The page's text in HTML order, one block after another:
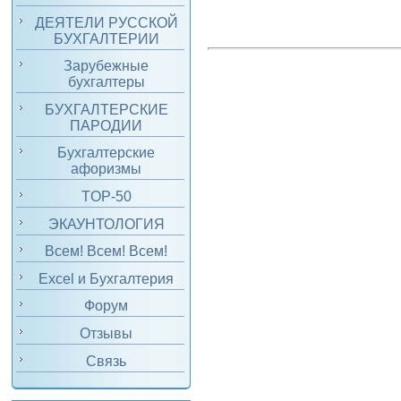
ДЕЯТЕЛИ РУССКОЙ
БУХГАЛТЕРИИ
Зарубежные
бухгалтеры
БУХГАЛТЕРСКИЕ
ПАРОДИИ
Бухгалтерские
афоризмы
TOP-50
ЭКАУНТОЛОГИЯ
Всем! Всем! Всем!
Excel и Бухгалтерия
Форум
Отзывы
Связь